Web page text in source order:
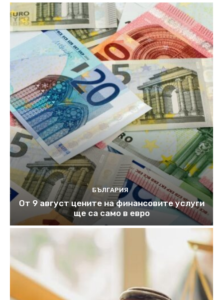
БЪЛГАРИЯ
От 9 август цените на финансовите услуги
ще са само в евро